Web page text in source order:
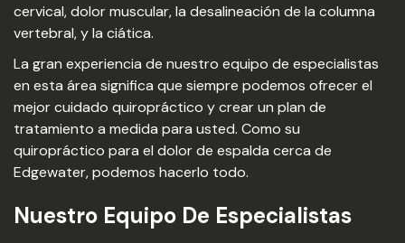
cervical, dolor muscular, la desalineación de la columna
vertebral, y la ciática.
La gran experiencia de nuestro equipo de especialistas
en esta área significa que siempre podemos ofrecer el
mejor cuidado quiropráctico y crear un plan de
tratamiento a medida para usted. Como su
quiropráctico para el dolor de espalda cerca de
Edgewater, podemos hacerlo todo.
Nuestro Equipo De Especialistas